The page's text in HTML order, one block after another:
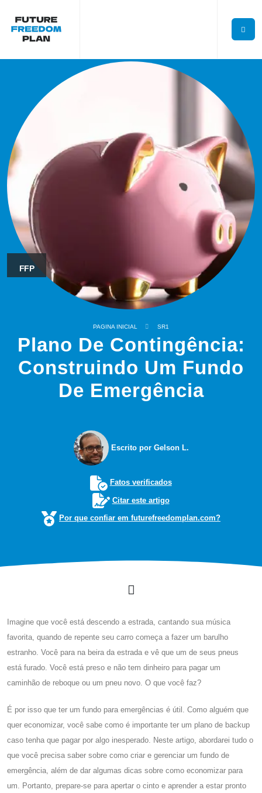
FFP
PAGINA INICIAL SR1
Plano De Contingência:
Construindo Um Fundo
De Emergência
Escrito por Gelson L.
Fatos verificados
Citar este artigo
Por que confiar em futurefreedomplan.com?
Imagine que você está descendo a estrada, cantando sua música
favorita, quando de repente seu carro começa a fazer um barulho
estranho. Você para na beira da estrada e vê que um de seus pneus
está furado. Você está preso e não tem dinheiro para pagar um
caminhão de reboque ou um pneu novo. O que você faz?
É por isso que ter um fundo para emergências é útil. Como alguém que
quer economizar, você sabe como é importante ter um plano de backup
caso tenha que pagar por algo inesperado. Neste artigo, abordarei tudo o
que você precisa saber sobre como criar e gerenciar um fundo de
emergência, além de dar algumas dicas sobre como economizar para
um. Portanto, prepare-se para apertar o cinto e aprender a estar pronto